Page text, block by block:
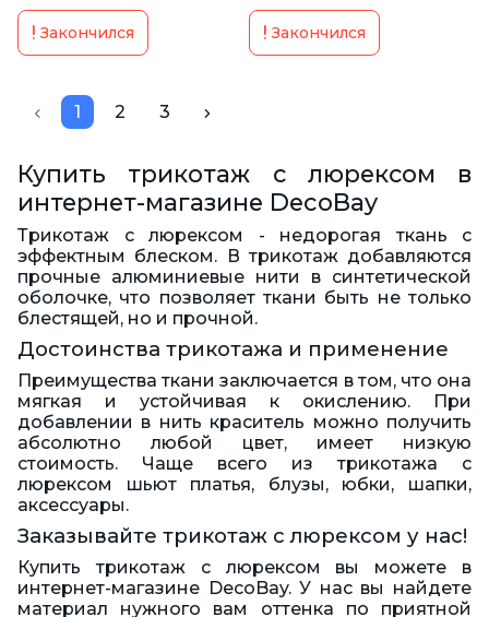
Закончился Закончился
1 2 3
Купить трикотаж с люрексом в
интернет-магазине DecoBay
Трикотаж с люрексом - недорогая ткань с
эффектным блеском. В трикотаж добавляются
прочные алюминиевые нити в синтетической
оболочке, что позволяет ткани быть не только
блестящей, но и прочной.
Достоинства трикотажа и применение
Преимущества ткани заключается в том, что она
мягкая и устойчивая к окислению. При
добавлении в нить краситель можно получить
абсолютно любой цвет, имеет низкую
стоимость. Чаще всего из трикотажа с
люрексом шьют платья, блузы, юбки, шапки,
аксессуары.
Заказывайте трикотаж с люрексом у нас!
Купить трикотаж с люрексом вы можете в
интернет-магазине DecoBay. У нас вы найдете
материал нужного вам оттенка по приятной